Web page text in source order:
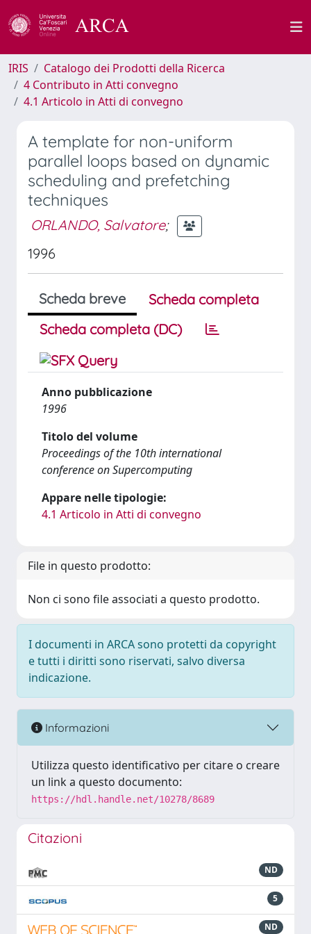
IRIS
Catalogo dei Prodotti della Ricerca
4 Contributo in Atti convegno
4.1 Articolo in Atti di convegno
A template for non-uniform
parallel loops based on dynamic
scheduling and prefetching
techniques
ORLANDO, Salvatore;
1996
Scheda breve
Scheda completa
Scheda completa (DC)
Anno pubblicazione
1996
Titolo del volume
Proceedings of the 10th international
conference on Supercomputing
Appare nelle tipologie:
4.1 Articolo in Atti di convegno
File in questo prodotto:
Non ci sono file associati a questo prodotto.
I documenti in ARCA sono protetti da copyright
e tutti i diritti sono riservati, salvo diversa
indicazione.
Informazioni
Utilizza questo identificativo per citare o creare
un link a questo documento:
https://hdl.handle.net/10278/8689
Citazioni
ND
5
ND